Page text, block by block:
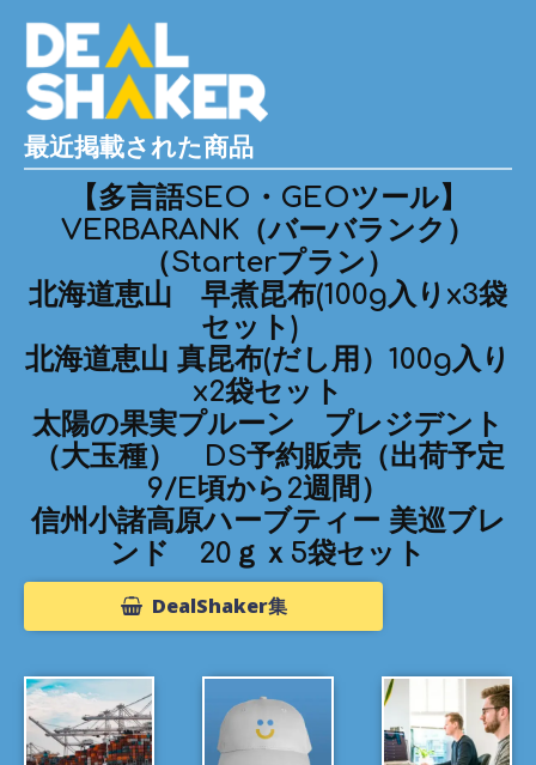
最近掲載された商品
【多言語SEO・GEOツール】
VERBARANK（バーバランク）
（Starterプラン）
北海道恵山 早煮昆布(100g入りx3袋
セット)
北海道恵山 真昆布(だし用）100g入り
x2袋セット
太陽の果実プルーン プレジデント
（大玉種） DS予約販売（出荷予定
9/E頃から2週間）
信州小諸高原ハーブティー 美巡ブレ
ンド 20ｇｘ5袋セット
DealShaker集